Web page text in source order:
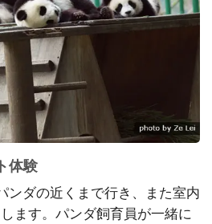
体験
ンダの近くまで行き、また室内
ます。パンダ飼育員が一緒に